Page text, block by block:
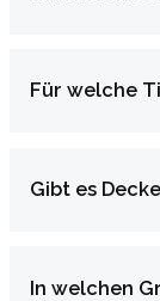
Für welche
Gibt es
In welchen